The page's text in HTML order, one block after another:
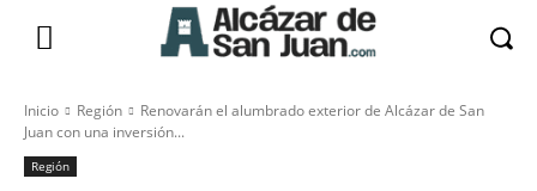
Inicio Región
Renovarán el alumbrado exterior de Alcázar de San
Juan con una inversión...
Región